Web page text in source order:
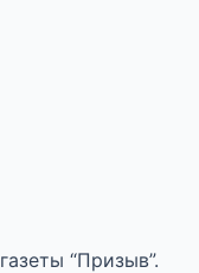
“Призыв”.